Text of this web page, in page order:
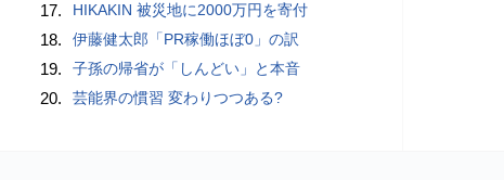
17. HIKAKIN 被災地に2000万円を寄付
18. 伊藤健太郎「PR稼働ほぼ0」の訳
19. 子孫の帰省が「しんどい」と本音
20. 芸能界の慣習 変わりつつある?